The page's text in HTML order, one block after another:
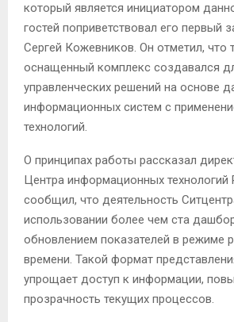
который является инициатором
гостей поприветствовал его первый
Сергей Кожевников. Он отметил, что
оснащенный комплекс создавался
управленческих решений на основе
информационных систем с
технологий.
О принципах работы рассказал
Центра информационных технологий
сообщил, что деятельность
использовании более чем ста
обновлением показателей в режиме
времени. Такой формат
упрощает доступ к информации,
прозрачность текущих процессов.